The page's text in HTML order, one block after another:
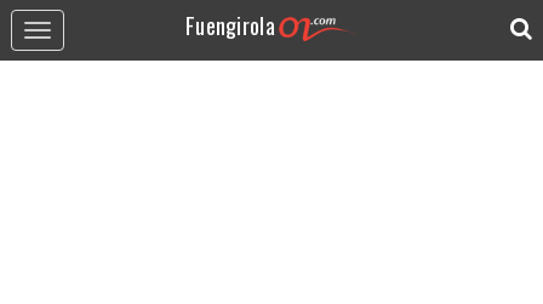
Toggle
navigation
Fuengirola